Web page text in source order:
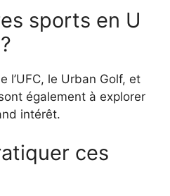
sports en U
l’UFC, le Urban Golf, et
également à explorer
intérêt.
ces